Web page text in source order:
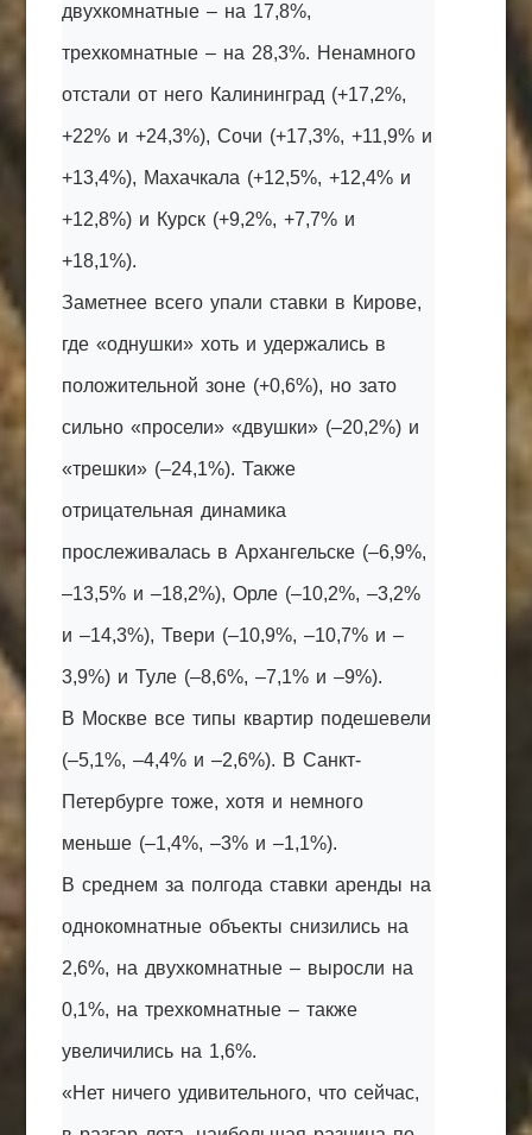
двухкомнатные – на 17,8%,
трехкомнатные – на 28,3%. Ненамного
отстали от него Калининград (+17,2%,
+22% и +24,3%), Сочи (+17,3%, +11,9% и
+13,4%), Махачкала (+12,5%, +12,4% и
+12,8%) и Курск (+9,2%, +7,7% и
+18,1%).
Заметнее всего упали ставки в Кирове,
где «однушки» хоть и удержались в
положительной зоне (+0,6%), но зато
сильно «просели» «двушки» (–20,2%) и
«трешки» (–24,1%). Также
отрицательная динамика
прослеживалась в Архангельске (–6,9%,
–13,5% и –18,2%), Орле (–10,2%, –3,2%
и –14,3%), Твери (–10,9%, –10,7% и –
3,9%) и Туле (–8,6%, –7,1% и –9%).
В Москве все типы квартир подешевели
(–5,1%, –4,4% и –2,6%). В Санкт-
Петербурге тоже, хотя и немного
меньше (–1,4%, –3% и –1,1%).
В среднем за полгода ставки аренды на
однокомнатные объекты снизились на
2,6%, на двухкомнатные – выросли на
0,1%, на трехкомнатные – также
увеличились на 1,6%.
«Нет ничего удивительного, что сейчас,